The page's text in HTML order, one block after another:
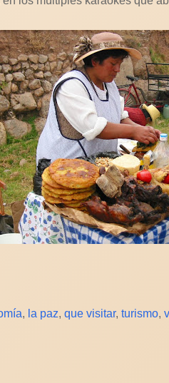
, la paz, que visitar, turismo,